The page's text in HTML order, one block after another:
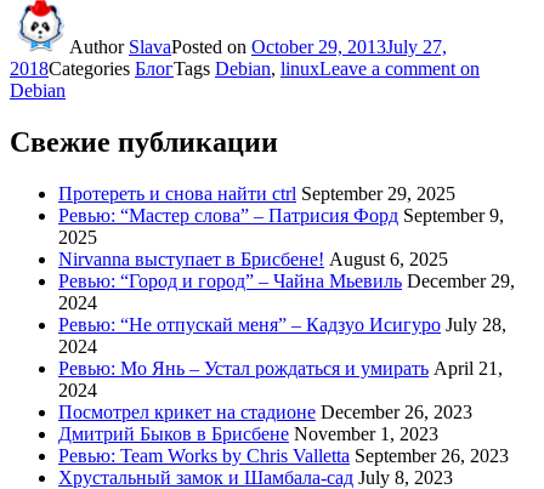
Author SlavaPosted on October 29, 2013July 27,
2018Categories БлогTags Debian, linuxLeave a comment on
Debian
Свежие публикации
Протереть и снова найти ctrl September 29, 2025
Ревью: “Мастер слова” – Патрисия Форд September 9,
2025
Nirvanna выступает в Брисбене! August 6, 2025
Ревью: “Город и город” – Чайна Мьевиль December 29,
2024
Ревью: “Не отпускай меня” – Кадзуо Исигуро July 28,
2024
Ревью: Мо Янь – Устал рождаться и умирать April 21,
2024
Посмотрел крикет на стадионе December 26, 2023
Дмитрий Быков в Брисбене November 1, 2023
Ревью: Team Works by Chris Valletta September 26, 2023
Хрустальный замок и Шамбала-сад July 8, 2023